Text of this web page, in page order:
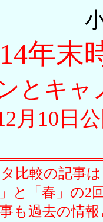
年末
とキ
月10日
比較の記事
」と「春」の
も過去の情